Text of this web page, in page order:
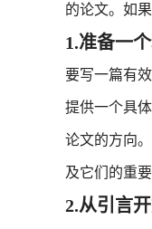
的论文。如
1.准备一
要写一篇有
提供一个具
论文的方向
及它们的重
2.从引言